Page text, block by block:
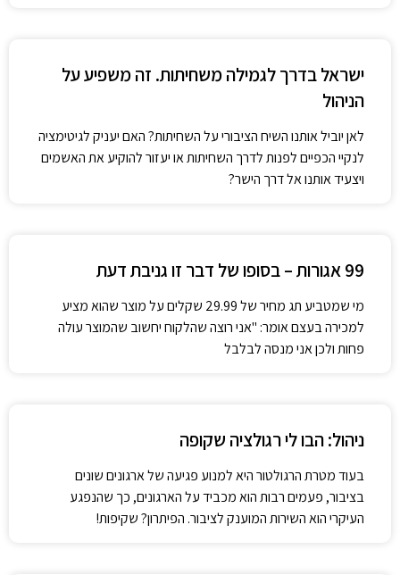
ישראל בדרך לגמילה משחיתות. זה משפיע על
הניהול
לאן יוביל אותנו השיח הציבורי על השחיתות? האם יעניק לגיטימציה
לנקיי הכפיים לפנות לדרך השחיתות או יעזור להוקיע את האשמים
ויצעיד אותנו אל דרך הישר?
מי שמטביע תג מחיר של 29.99 שקלים על מוצר שהוא מציע
למכירה בעצם אומר: "אני רוצה שהלקוח יחשוב שהמוצר עולה
פחות ולכן אני מנסה לבלבל
ניהול: הבו לי רגולציה שקופה
בעוד מטרת הרגולטור היא למנוע פגיעה של ארגונים שונים
בציבור, פעמים רבות הוא מכביד על הארגונים, כך שהנפגע
העיקרי הוא השירות המוענק לציבור. הפיתרון? שקיפות!